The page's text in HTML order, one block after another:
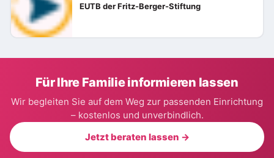
EUTB der Fritz-Berger-Stiftung
Für Ihre Familie informieren lassen
Wir begleiten Sie auf dem Weg zur passenden Einrichtung
– kostenlos und unverbindlich.
Jetzt beraten lassen →